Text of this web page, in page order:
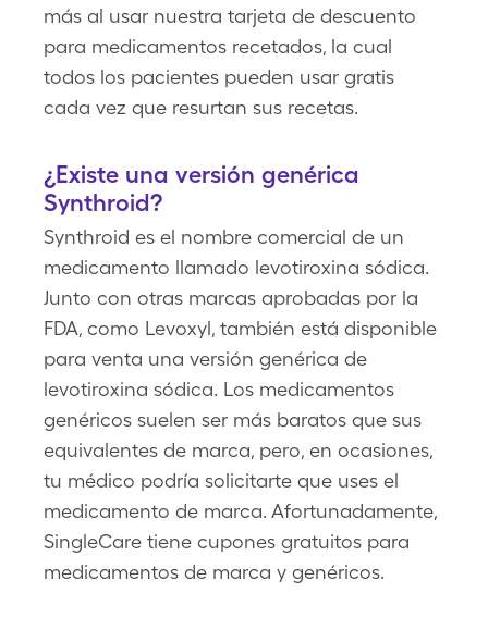
más al usar nuestra tarjeta de descuento
para medicamentos recetados, la cual
todos los pacientes pueden usar gratis
cada vez que resurtan sus recetas.
¿Existe una versión genérica
Synthroid?
Synthroid es el nombre comercial de un
medicamento llamado levotiroxina sódica.
Junto con otras marcas aprobadas por la
FDA, como Levoxyl, también está disponible
para venta una versión genérica de
levotiroxina sódica. Los medicamentos
genéricos suelen ser más baratos que sus
equivalentes de marca, pero, en ocasiones,
tu médico podría solicitarte que uses el
medicamento de marca. Afortunadamente,
SingleCare tiene cupones gratuitos para
medicamentos de marca y genéricos.